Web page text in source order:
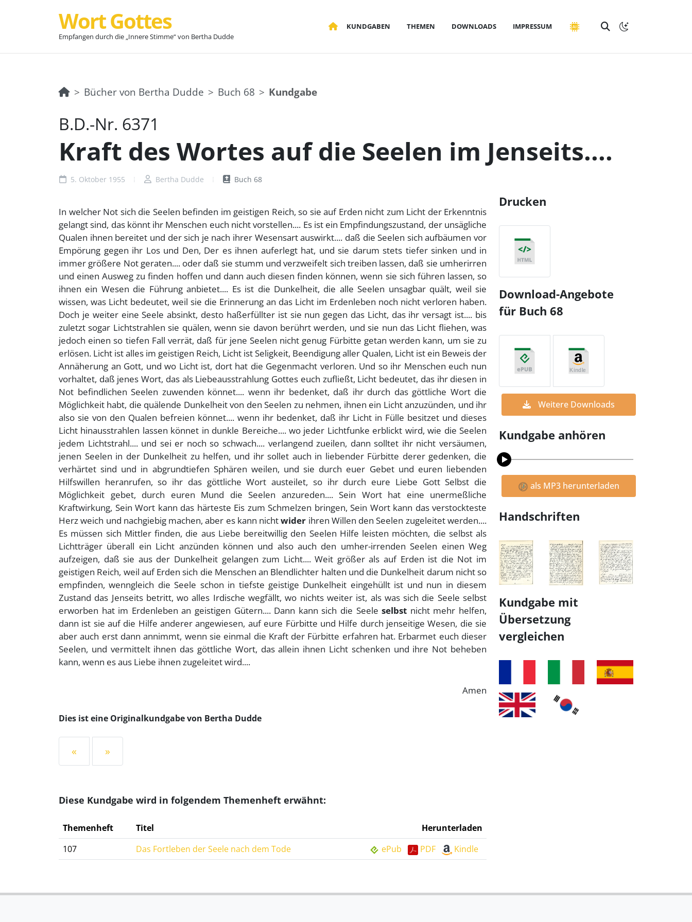
Wort Gottes
Empfangen durch die „Innere Stimme“ von Bertha Dudde
KUNDGABEN THEMEN DOWNLOADS IMPRESSUM
Bücher von Bertha Dudde Buch 68 Kundgabe
B.D.-Nr. 6371
Kraft des Wortes auf die Seelen im Jenseits....
5. Oktober 1955 Bertha Dudde Buch 68
In welcher Not sich die Seelen befinden im geistigen Reich, so sie auf Erden nicht zum Licht der Erkenntnis
gelangt sind, das könnt ihr Menschen euch nicht vorstellen.... Es ist ein Empfindungszustand, der unsägliche
Qualen ihnen bereitet und der sich je nach ihrer Wesensart auswirkt.... daß die Seelen sich aufbäumen vor
Empörung gegen ihr Los und Den, Der es ihnen auferlegt hat, und sie darum stets tiefer sinken und in
immer größere Not geraten.... oder daß sie stumm und verzweifelt sich treiben lassen, daß sie umherirren
und einen Ausweg zu finden hoffen und dann auch diesen finden können, wenn sie sich führen lassen, so
ihnen ein Wesen die Führung anbietet.... Es ist die Dunkelheit, die alle Seelen unsagbar quält, weil sie
wissen, was Licht bedeutet, weil sie die Erinnerung an das Licht im Erdenleben noch nicht verloren haben.
Doch je weiter eine Seele absinkt, desto haßerfüllter ist sie nun gegen das Licht, das ihr versagt ist.... bis
zuletzt sogar Lichtstrahlen sie quälen, wenn sie davon berührt werden, und sie nun das Licht fliehen, was
jedoch einen so tiefen Fall verrät, daß für jene Seelen nicht genug Fürbitte getan werden kann, um sie zu
erlösen. Licht ist alles im geistigen Reich, Licht ist Seligkeit, Beendigung aller Qualen, Licht ist ein Beweis der
Annäherung an Gott, und wo Licht ist, dort hat die Gegenmacht verloren. Und so ihr Menschen euch nun
vorhaltet, daß jenes Wort, das als Liebeausstrahlung Gottes euch zufließt, Licht bedeutet, das ihr diesen in
Not befindlichen Seelen zuwenden könnet.... wenn ihr bedenket, daß ihr durch das göttliche Wort die
Möglichkeit habt, die quälende Dunkelheit von den Seelen zu nehmen, ihnen ein Licht anzuzünden, und ihr
also sie von den Qualen befreien könnet.... wenn ihr bedenket, daß ihr Licht in Fülle besitzet und dieses
Licht hinausstrahlen lassen könnet in dunkle Bereiche.... wo jeder Lichtfunke erblickt wird, wie die Seelen
jedem Lichtstrahl.... und sei er noch so schwach.... verlangend zueilen, dann solltet ihr nicht versäumen,
jenen Seelen in der Dunkelheit zu helfen, und ihr sollet auch in liebender Fürbitte derer gedenken, die
verhärtet sind und in abgrundtiefen Sphären weilen, und sie durch euer Gebet und euren liebenden
Hilfswillen heranrufen, so ihr das göttliche Wort austeilet, so ihr durch eure Liebe Gott Selbst die
Möglichkeit gebet, durch euren Mund die Seelen anzureden.... Sein Wort hat eine unermeßliche
Kraftwirkung, Sein Wort kann das härteste Eis zum Schmelzen bringen, Sein Wort kann das verstockteste
Herz weich und nachgiebig machen, aber es kann nichtwider ihren Willen den Seelen zugeleitet werden....
Es müssen sich Mittler finden, die aus Liebe bereitwillig den Seelen Hilfe leisten möchten, die selbst als
Lichtträger überall ein Licht anzünden können und also auch den umher-irrenden Seelen einen Weg
aufzeigen, daß sie aus der Dunkelheit gelangen zum Licht.... Weit größer als auf Erden ist die Not im
geistigen Reich, weil auf Erden sich die Menschen an Blendlichter halten und die Dunkelheit darum nicht so
empfinden, wenngleich die Seele schon in tiefste geistige Dunkelheit eingehüllt ist und nun in diesem
Zustand das Jenseits betritt, wo alles Irdische wegfällt, wo nichts weiter ist, als was sich die Seele selbst
erworben hat im Erdenleben an geistigen Gütern.... Dann kann sich die Seeleselbst nicht mehr helfen,
dann ist sie auf die Hilfe anderer angewiesen, auf eure Fürbitte und Hilfe durch jenseitige Wesen, die sie
aber auch erst dann annimmt, wenn sie einmal die Kraft der Fürbitte erfahren hat. Erbarmet euch dieser
Seelen, und vermittelt ihnen das göttliche Wort, das allein ihnen Licht schenken und ihre Not beheben
kann, wenn es aus Liebe ihnen zugeleitet wird....
Amen
Dies ist eine Originalkundgabe von Bertha Dudde
« »
Diese Kundgabe wird in folgendem Themenheft erwähnt:
Themenheft Titel
Herunterladen
107
Das Fortleben der Seele nach dem Tode ePub PDF Kindle
Drucken
Download-Angebote
für Buch 68
Weitere Downloads
Kundgabe anhören
als MP3 herunterladen
Handschriften
Kundgabe mit
Übersetzung
vergleichen